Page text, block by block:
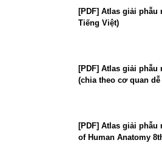
[PDF] Atlas giải phẫu
Tiếng Việt)
[PDF] Atlas giải
(chia theo cơ quan
[PDF] Atlas giải phẫu
of Human Anatomy